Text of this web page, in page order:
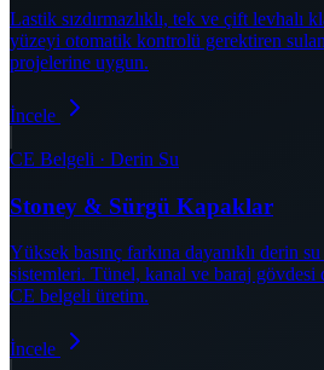
Lastik sızdırmazlıklı, tek ve çift levhalı
yüzeyi otomatik kontrolü gerektiren
projelerine uygun.
İncele
CE Belgeli · Derin Su
Stoney & Sürgü Kapaklar
Yüksek basınç farkına dayanıklı derin
sistemleri. Tünel, kanal ve baraj gövdesi
CE belgeli üretim.
İncele